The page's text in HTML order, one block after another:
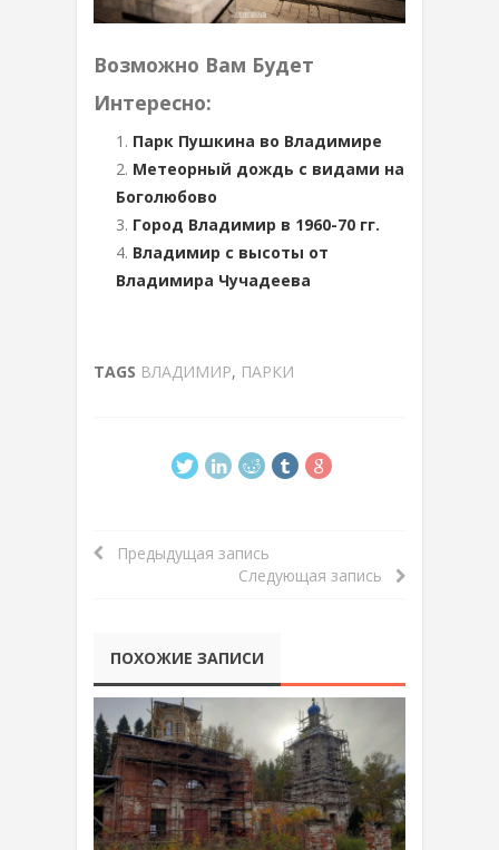
Возможно Вам Будет
Интересно:
Парк Пушкина во Владимире
Метеорный дождь с видами на
Боголюбово
Город Владимир в 1960-70 гг.
Владимир с высоты от
Владимира Чучадеева
TAGS ВЛАДИМИР, ПАРКИ
Предыдущая запись
Следующая запись
ПОХОЖИЕ ЗАПИСИ